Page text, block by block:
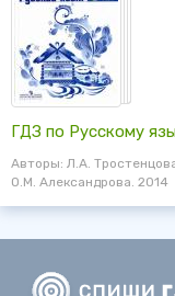
ГДЗ по Русскому
Авторы: Л.А.
О.М. Александрова. 2014